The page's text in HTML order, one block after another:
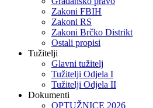
Zakoni FBIH
Zakoni RS
Zakoni Brčko Distrikt
Ostali propisi
Tužitelji
Glavni tužitelj
Tužitelji Odjela I
Tužitelji Odjela II
Dokumenti
OPTUŽNICE 2026